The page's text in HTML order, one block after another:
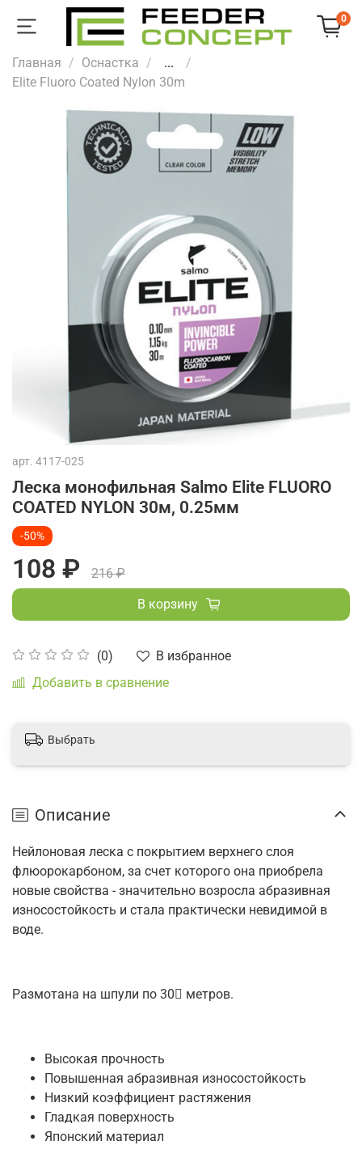
0
Главная Оснастка
...
Elite Fluoro Coated Nylon 30m
арт. 4117-025
Леска монофильная Salmo Elite FLUORO
COATED NYLON 30м, 0.25мм
(0)
В избранное
Добавить в сравнение
-50%
108 ₽
216 ₽
В корзину
Выбрать
Описание
Нейлоновая леска с покрытием верхнего слоя
флюорокарбоном, за счет которого она приобрела
новые свойства - значительно возросла абразивная
износостойкость и стала практически невидимой в
воде.
Размотана на шпули по 30􏰁 метров.
Высокая прочность
Повышенная абразивная износостойкость
Низкий коэффициент растяжения
Гладкая поверхность
Японский материал